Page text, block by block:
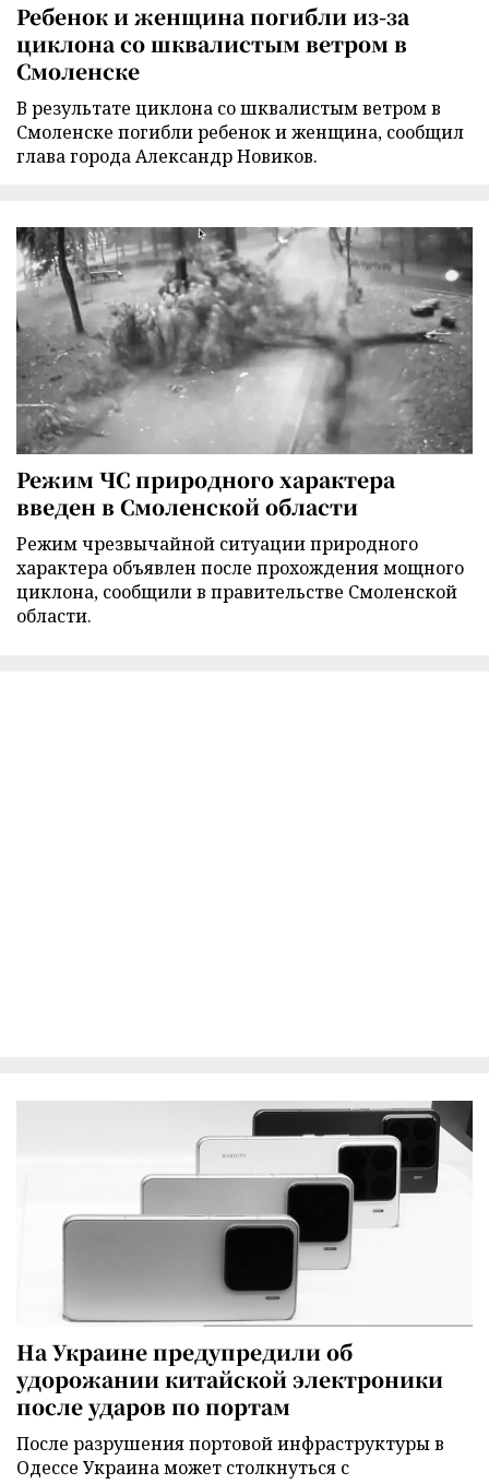
Ребенок и женщина погибли из-за
циклона со шквалистым ветром в
Смоленске
В результате циклона со шквалистым ветром в
Смоленске погибли ребенок и женщина, сообщил
глава города Александр Новиков.
Режим ЧС природного характера
введен в Смоленской области
Режим чрезвычайной ситуации природного
характера объявлен после прохождения мощного
циклона, сообщили в правительстве Смоленской
области.
На Украине предупредили об
удорожании китайской электроники
после ударов по портам
После разрушения портовой инфраструктуры в
Одессе Украина может столкнуться с